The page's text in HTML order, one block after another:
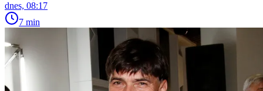
dnes, 08:17
7 min